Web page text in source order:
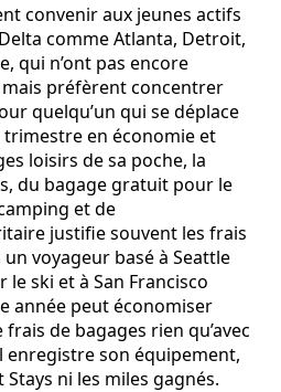
convenir aux jeunes actifs
comme Atlanta, Detroit,
qui n’ont pas encore
préfèrent concentrer
quelqu’un qui se déplace
en économie et
loisirs de sa poche, la
du bagage gratuit pour le
et de
justifie souvent les frais
voyageur basé à Seattle
ski et à San Francisco
année peut économiser
de bagages rien qu’avec
enregistre son équipement,
ni les miles gagnés.